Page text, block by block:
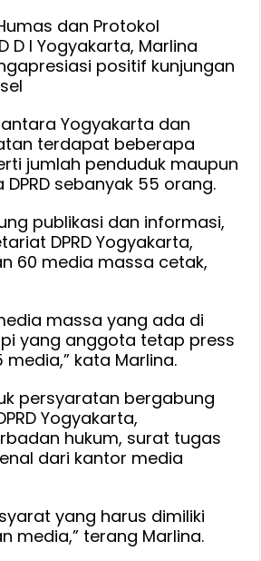
dan Protokol
D I Yogyakarta, Marlina
positif kunjungan
Yogyakarta dan
terdapat beberapa
jumlah penduduk maupun
sebanyak 55 orang.
publikasi dan informasi,
DPRD Yogyakarta,
60 media massa cetak,
massa yang ada di
yang anggota tetap press
kata Marlina.
persyaratan bergabung
Yogyakarta,
hukum, surat tugas
dari kantor media
yang harus dimiliki
media,” terang Marlina.